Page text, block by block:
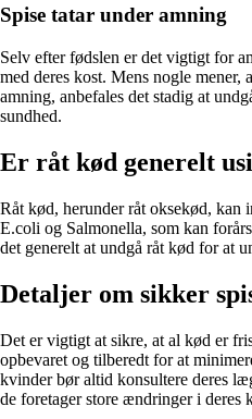
Spise tatar under amning
Selv efter fødslen er det vigtigt for
med deres kost. Mens nogle mener,
amning, anbefales det stadig at
sundhed.
Er råt kød generelt
Råt kød, herunder råt oksekød, kan
E.coli og Salmonella, som kan
det generelt at undgå råt kød for at
Detaljer om sikker
Det er vigtigt at sikre, at al kød er
opbevaret og tilberedt for at
kvinder bør altid konsultere deres
de foretager store ændringer i deres